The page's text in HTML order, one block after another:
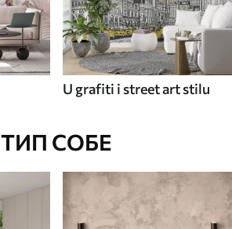
U grafiti i street art stilu
ТИП СОБЕ